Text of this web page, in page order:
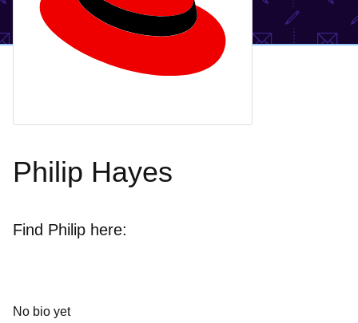
Philip Hayes
Find Philip here:
No bio yet